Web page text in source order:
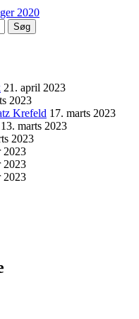
21. april 2023
2023
Krefeld 17. marts 2023
13. marts 2023
2023
2023
2023
2023